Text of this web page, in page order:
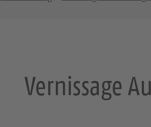
Vernissage